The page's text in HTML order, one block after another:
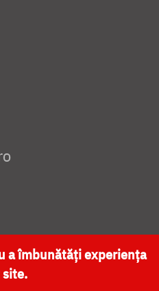
NAȚIONALĂ
a îmbunătăți experiența
site.